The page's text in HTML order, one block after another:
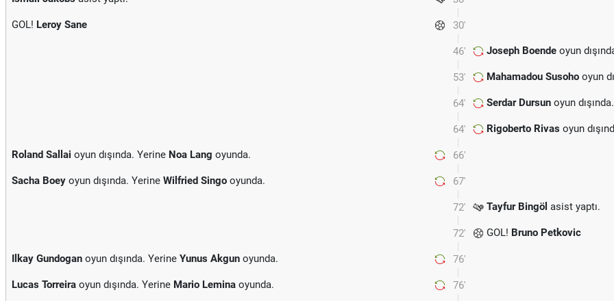
30'
GOL! Leroy Sane
46' Joseph Boende oyun
53' Mahamadou Susoho oyun
64' Serdar Dursun oyun
64' Rigoberto Rivas oyun
66'
Roland Sallai oyun dışında. Yerine Noa Lang oyunda.
67'
Sacha Boey oyun dışında. Yerine Wilfried Singo oyunda.
72' Tayfur Bingöl asist yaptı.
72' GOL! Bruno Petkovic
76'
Ilkay Gundogan oyun dışında. Yerine Yunus Akgun oyunda.
76'
Lucas Torreira oyun dışında. Yerine Mario Lemina oyunda.